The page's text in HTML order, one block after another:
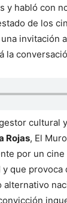
y habló con
de los
invitación
la
cultural
Rojas, El
por un
que provoca
alternativo